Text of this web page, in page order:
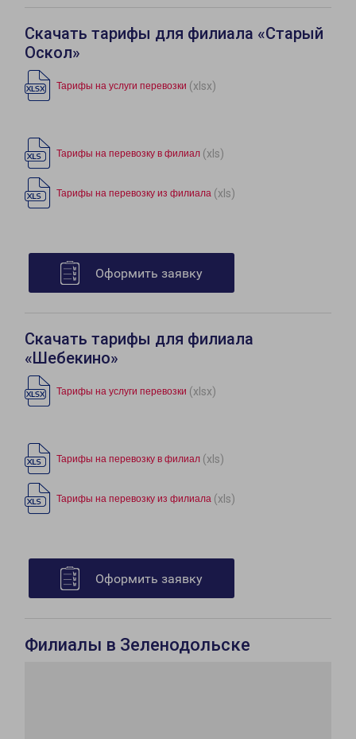
Скачать тарифы для филиала «Старый
Оскол»
Тарифы на услуги перевозки (xlsx)
Тарифы на перевозку в филиал (xls)
Тарифы на перевозку из филиала (xls)
Оформить заявку
Скачать тарифы для филиала
«Шебекино»
Тарифы на услуги перевозки (xlsx)
Тарифы на перевозку в филиал (xls)
Тарифы на перевозку из филиала (xls)
Оформить заявку
Филиалы в Зеленодольске